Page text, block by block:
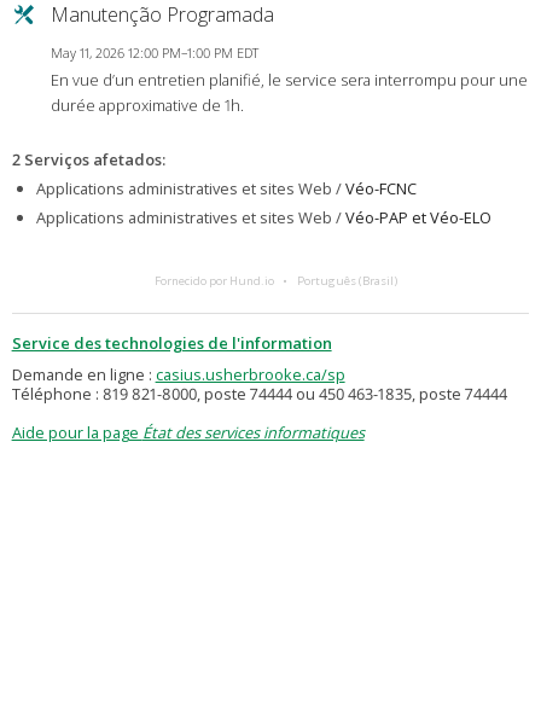
Manutenção Programada
May 11, 2026 12:00 PM–1:00 PM EDT
En vue d’un entretien planifié, le service sera interrompu pour une
durée approximative de 1h.
2 Serviços afetados:
Applications administratives et sites Web /Véo-FCNC
Applications administratives et sites Web /Véo-PAP et Véo-ELO
Fornecido por Hund.io Português (Brasil)
Service des technologies de l'information
Demande en ligne : casius.usherbrooke.ca/sp
Téléphone : 819 821-8000, poste 74444 ou 450 463-1835, poste 74444
Aide pour la page État des services informatiques